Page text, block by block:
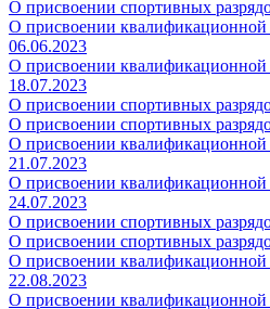
О присвоении спортивных
О присвоении
06.06.2023
О присвоении
18.07.2023
О присвоении спортивных
О присвоении спортивных
О присвоении
21.07.2023
О присвоении
24.07.2023
О присвоении спортивных
О присвоении спортивных
О присвоении квалификационной
22.08.2023
О присвоении